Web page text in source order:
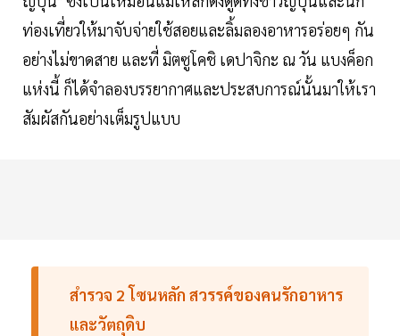
ท่องเที่ยวให้มาจับจ่ายใช้สอยและลิ้มลองอาหารอร่อยๆ กัน
อย่างไม่ขาดสาย และที่ มิตซูโคชิ เดปาจิกะ ณ วัน แบงค็อก
แห่งนี้ ก็ได้จำลองบรรยากาศและประสบการณ์นั้นมาให้เรา
สัมผัสกันอย่างเต็มรูปแบบ
สำรวจ 2 โซนหลัก สวรรค์ของคนรักอาหาร
และวัตถุดิบ